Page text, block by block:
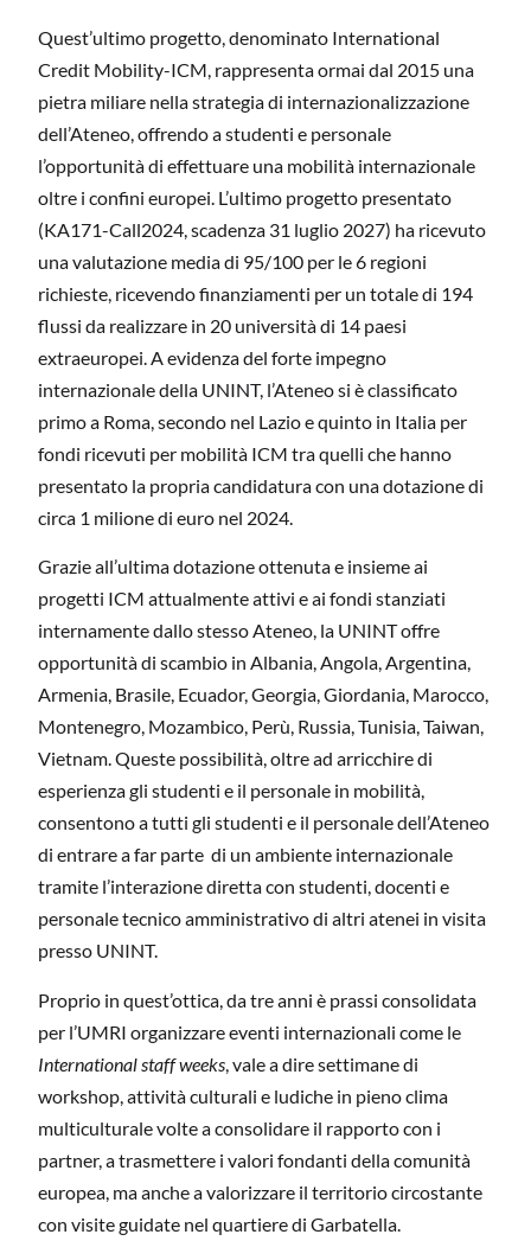
Quest’ultimo progetto, denominato International
Credit Mobility-ICM, rappresenta ormai dal 2015 una
pietra miliare nella strategia di internazionalizzazione
dell’Ateneo, offrendo a studenti e personale
l’opportunità di effettuare una mobilità internazionale
oltre i confini europei. L’ultimo progetto presentato
(KA171-Call2024, scadenza 31 luglio 2027) ha ricevuto
una valutazione media di 95/100 per le 6 regioni
richieste, ricevendo finanziamenti per un totale di 194
flussi da realizzare in 20 università di 14 paesi
extraeuropei. A evidenza del forte impegno
internazionale della UNINT, l’Ateneo si è classificato
primo a Roma, secondo nel Lazio e quinto in Italia per
fondi ricevuti per mobilità ICM tra quelli che hanno
presentato la propria candidatura con una dotazione di
circa 1 milione di euro nel 2024.
Grazie all’ultima dotazione ottenuta e insieme ai
progetti ICM attualmente attivi e ai fondi stanziati
internamente dallo stesso Ateneo, la UNINT offre
opportunità di scambio in Albania, Angola, Argentina,
Armenia, Brasile, Ecuador, Georgia, Giordania, Marocco,
Montenegro, Mozambico, Perù, Russia, Tunisia, Taiwan,
Vietnam. Queste possibilità, oltre ad arricchire di
esperienza gli studenti e il personale in mobilità,
consentono a tutti gli studenti e il personale dell’Ateneo
di entrare a far parte di un ambiente internazionale
tramite l’interazione diretta con studenti, docenti e
personale tecnico amministrativo di altri atenei in visita
presso UNINT.
Proprio in quest’ottica, da tre anni è prassi consolidata
per l’UMRI organizzare eventi internazionali come le
International staff weeks, vale a dire settimane di
workshop, attività culturali e ludiche in pieno clima
multiculturale volte a consolidare il rapporto con i
partner, a trasmettere i valori fondanti della comunità
europea, ma anche a valorizzare il territorio circostante
con visite guidate nel quartiere di Garbatella.